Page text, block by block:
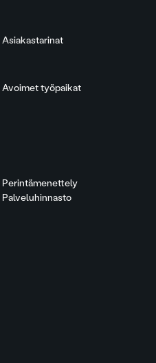
Asiakastarinat
Avoimet työpaikat
Perintämenettely
Palveluhinnasto